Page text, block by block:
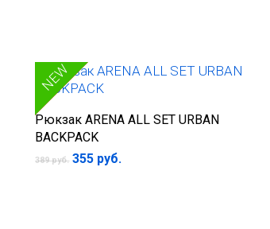
В корзину
SALE
NEW
Рюкзак ARENA ALL SET URBAN
BACKPACK
389руб. Первоначальная
цена
355 руб.